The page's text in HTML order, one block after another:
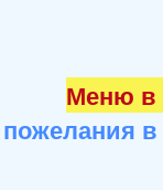
Меню в
пожелания